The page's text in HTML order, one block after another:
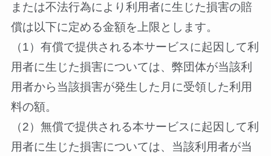
または不法行為により利用者に生じた損害の賠
償は以下に定める金額を上限とします。
（1）有償で提供される本サービスに起因して利
用者に生じた損害については、弊団体が当該利
用者から当該損害が発生した月に受領した利用
料の額。
（2）無償で提供される本サービスに起因して利
用者に生じた損害については、当該利用者が当